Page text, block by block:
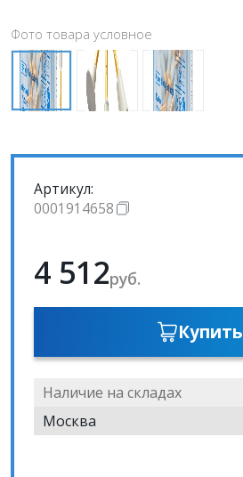
Фото товара условное
Артикул:
0001914658
4 512руб.
Купить
Наличие на складах
Москва